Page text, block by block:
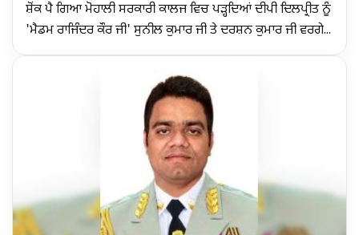
ਸ਼ੋਂਕ ਪੈ ਗਿਆ ਮੋਹਾਲੀ ਸਰਕਾਰੀ ਕਾਲਜ ਵਿਚ ਪੜ੍ਹਦਿਆਂ ਦੀਪੀ ਦਿਲਪ੍ਰੀਤ ਨੂੰ
'ਮੈਡਮ ਰਾਜਿੰਦਰ ਕੌਰ ਜੀ' ਸੁਨੀਲ ਕੁਮਾਰ ਜੀ ਤੇ ਦਰਸ਼ਨ ਕੁਮਾਰ ਜੀ ਵਰਗੇ...